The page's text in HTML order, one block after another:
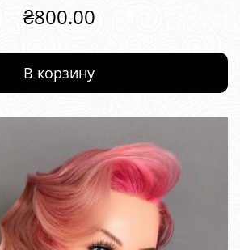
₴800.00
В корзину